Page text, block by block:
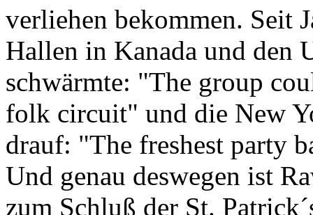
verliehen bekommen. Seit
Hallen in Kanada und den
schwärmte: "The group
folk circuit" und die New
drauf: "The freshest party
Und genau deswegen ist
zum Schluß der St.